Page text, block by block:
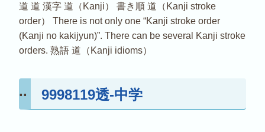
道 道 漢字 道（Kanji） 書き順 道（Kanji stroke
order） There is not only one “Kanji stroke order
(Kanji no kakijyun)”. There can be several Kanji stroke
orders. 熟語 道（Kanji idioms）
9998119透-中学